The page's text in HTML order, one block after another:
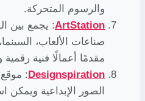
والرسوم المتحركة.
ArtStation: يجمع بين
صناعات الألعاب،
مقدمًا أعمالًا فنية رقمية
Designspiration
:
الصور الإبداعية ويمكن